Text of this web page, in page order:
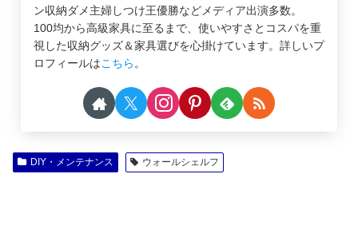
ン収納ダメ主婦しつけ王優勝などメディア出演多数。
100均から高級家具に至るまで、使いやすさとコスパを重
視した収納グッズ＆家具選びを心掛けています。詳しいプ
ロフィールはこちら 。
DIY・メンテナンス ウォールシェルフ